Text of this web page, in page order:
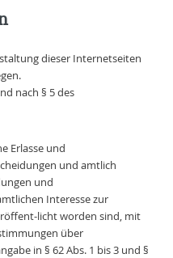
dieser Internetseiten
nach § 5 des
Erlasse und
und amtlich
und
Interesse zur
licht worden sind, mit
über
in § 62 Abs. 1 bis 3 und §